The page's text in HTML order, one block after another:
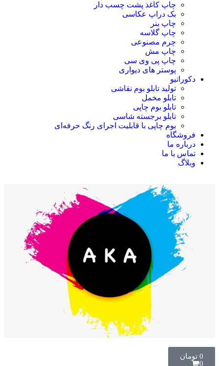
چاپ کاغذ پشت چسب دار
بک دراپ عکاسی
چاپ بنر
چاپ گلاسه
چرم مصنوعی
چاپ مش
چاپ پی وی سی
پوستر های دیواری
دکوراتیو
تولید تابلو بوم نقاشی
تابلو مخمل
تابلو بوم چاپی
تابلو برجسته شاسی
بوم چاپی با قابلیت اجرای رنگ حرفه‌ای
فروشگاه
درباره ما
تماس با ما
وبلاگ
0 تومان
0